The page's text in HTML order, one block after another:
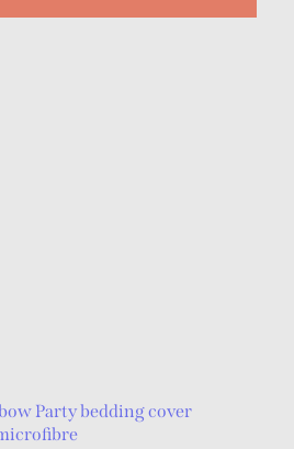
Party bedding cover